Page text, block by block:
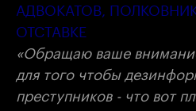
АДВОКАТОВ,
ОТСТАВКЕ
«Обращаю ваше
для того чтобы дезинфо
преступников - что вот